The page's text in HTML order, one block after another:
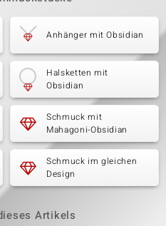
Anhänger mit Obsidian
Halsketten mit
Obsidian
Schmuck mit
Mahagoni-Obsidian
Schmuck im gleichen
Design
Artikels